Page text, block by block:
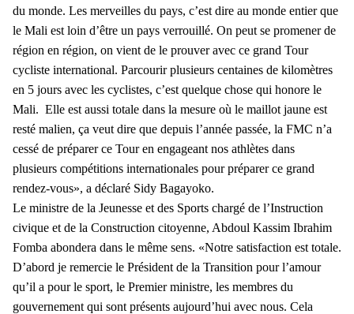
du monde. Les merveilles du pays, c’est dire au monde entier que
le Mali est loin d’être un pays verrouillé. On peut se promener de
région en région, on vient de le prouver avec ce grand Tour
cycliste international. Parcourir plusieurs centaines de kilomètres
en 5 jours avec les cyclistes, c’est quelque chose qui honore le
Mali. Elle est aussi totale dans la mesure où le maillot jaune est
resté malien, ça veut dire que depuis l’année passée, la FMC n’a
cessé de préparer ce Tour en engageant nos athlètes dans
plusieurs compétitions internationales pour préparer ce grand
rendez-vous», a déclaré Sidy Bagayoko.
Le ministre de la Jeunesse et des Sports chargé de l’Instruction
civique et de la Construction citoyenne, Abdoul Kassim Ibrahim
Fomba abondera dans le même sens. «Notre satisfaction est totale.
D’abord je remercie le Président de la Transition pour l’amour
qu’il a pour le sport, le Premier ministre, les membres du
gouvernement qui sont présents aujourd’hui avec nous. Cela